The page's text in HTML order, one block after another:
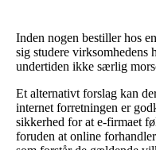
Inden nogen bestiller hos
sig studere virksomhedens
undertiden ikke særlig
Et alternativt forslag kan
internet forretningen er
sikkerhed for at e-firmaet
foruden at online